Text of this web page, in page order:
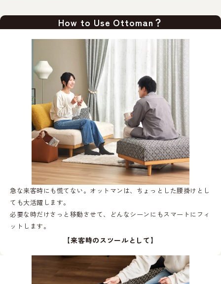
How to Use Ottoman？
【来客時のスツールとして】
急な来客時にも慌てない。オットマンは、ちょっとした腰掛けとし
ても大活躍します。
必要な時だけさっと移動させて、どんなシーンにもスマートにフィ
ットします。